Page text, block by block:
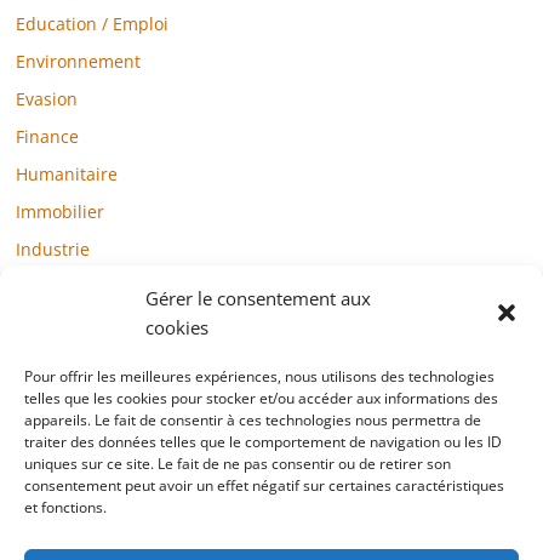
Gérer le consentement aux
cookies
Pour offrir les meilleures expériences, nous utilisons des technologies
telles que les cookies pour stocker et/ou accéder aux informations des
appareils. Le fait de consentir à ces technologies nous permettra de
traiter des données telles que le comportement de navigation ou les ID
uniques sur ce site. Le fait de ne pas consentir ou de retirer son
consentement peut avoir un effet négatif sur certaines caractéristiques
et fonctions.
Education / Emploi
Environnement
Evasion
Finance
Humanitaire
Immobilier
Industrie
Mode / Beauté / Bien-être
Santé
Société
Sports
Technologie / Internet